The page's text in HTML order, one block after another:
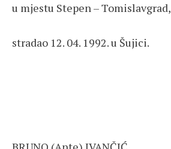
u mjestu Stepen – Tomislavgrad,
stradao 12. 04. 1992. u Šujici.